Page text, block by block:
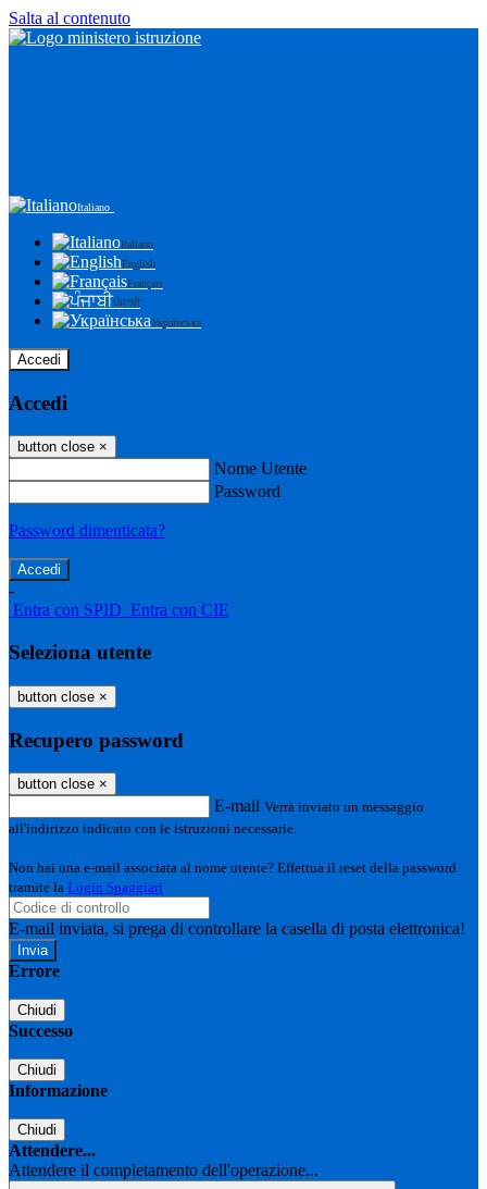
Salta al contenuto
Italiano
Italiano
English
Français
ਪੰਜਾਬੀ
Українська
Accedi
Accedi
button close ×
Nome Utente
Password
Password dimenticata?
-
Entra con SPID Entra con CIE
Seleziona utente
button close ×
Recupero password
button close ×
E-mail Verrà inviato un messaggio
all'indirizzo indicato con le istruzioni necessarie.
Non hai una e-mail associata al nome utente? Effettua il reset della password
tramite la Login Spaggiari
E-mail inviata, si prega di controllare la casella di posta elettronica!
Errore
Chiudi
Successo
Chiudi
Informazione
Chiudi
Attendere...
Attendere il completamento dell'operazione...